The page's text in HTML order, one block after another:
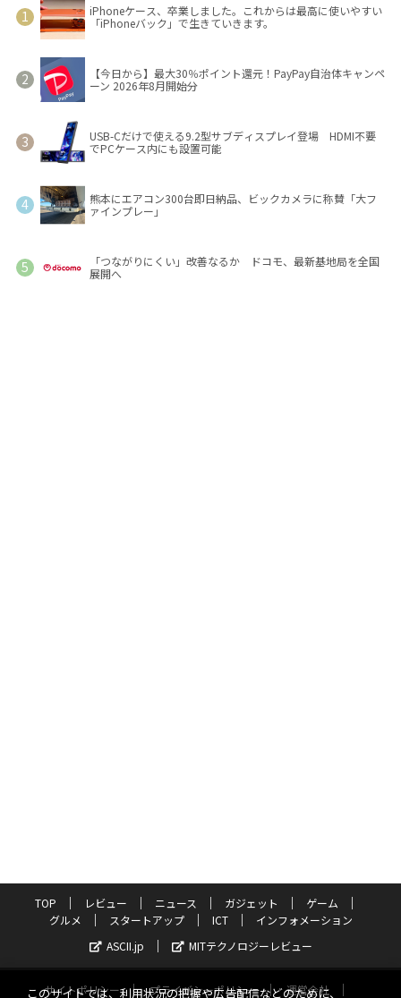
iPhoneケース、卒業しました。これからは最高に使いやすい
「iPhoneバック」で生きていきます。
【今日から】最大30％ポイント還元！PayPay自治体キャンペ
ーン 2026年8月開始分
USB-Cだけで使える9.2型サブディスプレイ登場 HDMI不要
でPCケース内にも設置可能
熊本にエアコン300台即日納品、ビックカメラに称賛「大フ
ァインプレー」
「つながりにくい」改善なるか ドコモ、最新基地局を全国
展開へ
TOP レビュー ニュース ガジェット
ゲーム
グルメ
スタートアップ ICT
インフォメーション
ASCII.jp
MITテクノロジーレビュー
サイトポリシー プライバシーポリシー 運営会社
このサイトでは、利用状況の把握や広告配信などのために、